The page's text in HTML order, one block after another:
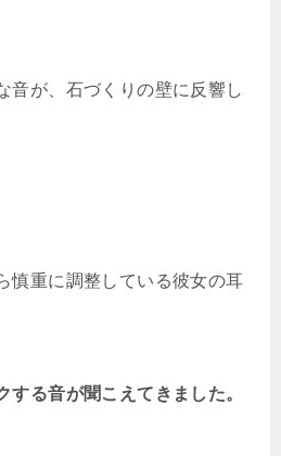
音が、石づくりの壁に反響し
慎重に調整している彼女の耳
する音が聞こえてきました。